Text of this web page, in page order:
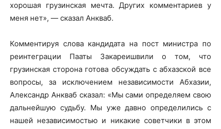
хорошая грузинская мечта. Других комментариев у
меня нет», — сказал Анкваб.
Комментируя слова кандидата на пост министра по
реинтеграции Пааты Закареишвили о том, что
грузинская сторона готова обсуждать с абхазской все
вопросы, за исключением независимости Абхазии,
Александр Анкваб сказал: «Мы сами определяем свою
дальнейшую судьбу. Мы уже давно определились с
нашей независимостью и никакие советчики в этом